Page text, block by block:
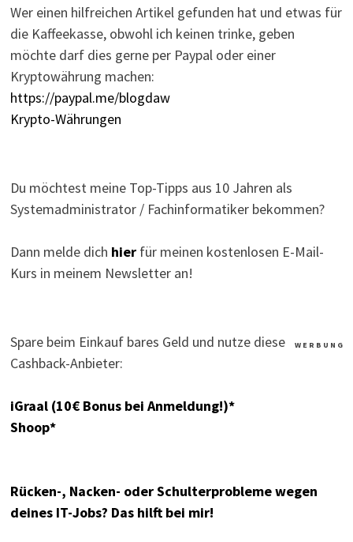
Wer einen hilfreichen Artikel gefunden hat und etwas für
die Kaffeekasse, obwohl ich keinen trinke, geben
möchte darf dies gerne per Paypal oder einer
Kryptowährung machen:
https://paypal.me/blogdaw
Krypto-Währungen
Du möchtest meine Top-Tipps aus 10 Jahren als
Systemadministrator / Fachinformatiker bekommen?
Dann melde dich hierfür meinen kostenlosen E-Mail-
Kurs in meinem Newsletter an!
W E R B U N G
Spare beim Einkauf bares Geld und nutze diese
Cashback-Anbieter:
iGraal (10€ Bonus bei Anmeldung!)*
Shoop*
Rücken-, Nacken- oder Schulterprobleme wegen
deines IT-Jobs? Das hilft bei mir!